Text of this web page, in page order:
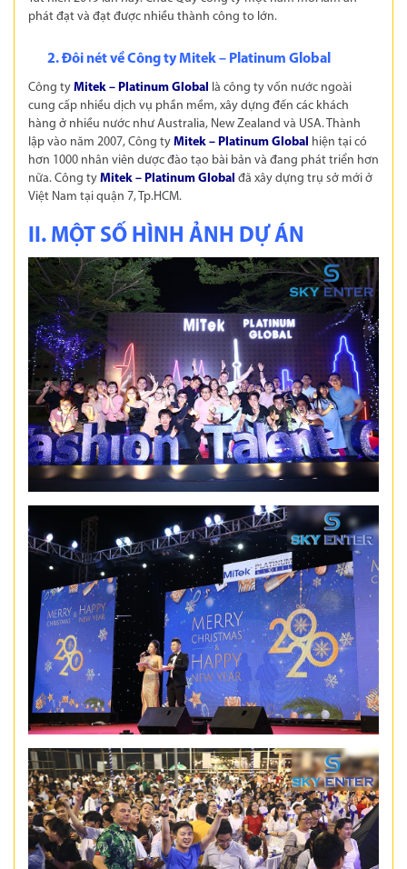
phát đạt và đạt được nhiều thành công to lớn.
2. Đôi nét về Công ty Mitek – Platinum Global
Công ty Mitek – Platinum Global là công ty vốn nước ngoài
cung cấp nhiều dịch vụ phần mềm, xây dựng đến các khách
hàng ở nhiều nước như Australia, New Zealand và USA. Thành
lập vào năm 2007, Công ty Mitek – Platinum Global hiện tại có
hơn 1000 nhân viên dược đào tạo bài bản và đang phát triển hơn
nữa. Công ty Mitek – Platinum Global đã xây dựng trụ sở mới ở
Việt Nam tại quận 7, Tp.HCM.
II. MỘT SỐ HÌNH ẢNH DỰ ÁN